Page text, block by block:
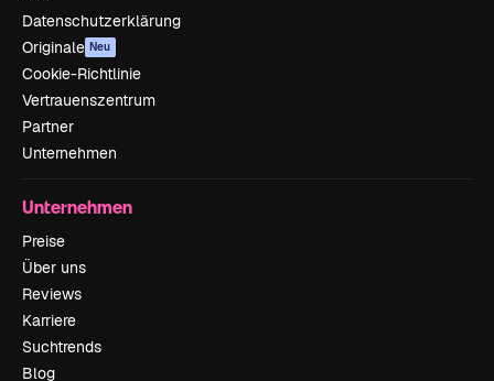
Datenschutzerklärung
Originale Neu
Cookie-Richtlinie
Vertrauenszentrum
Partner
Unternehmen
Unternehmen
Preise
Über uns
Reviews
Karriere
Suchtrends
Blog